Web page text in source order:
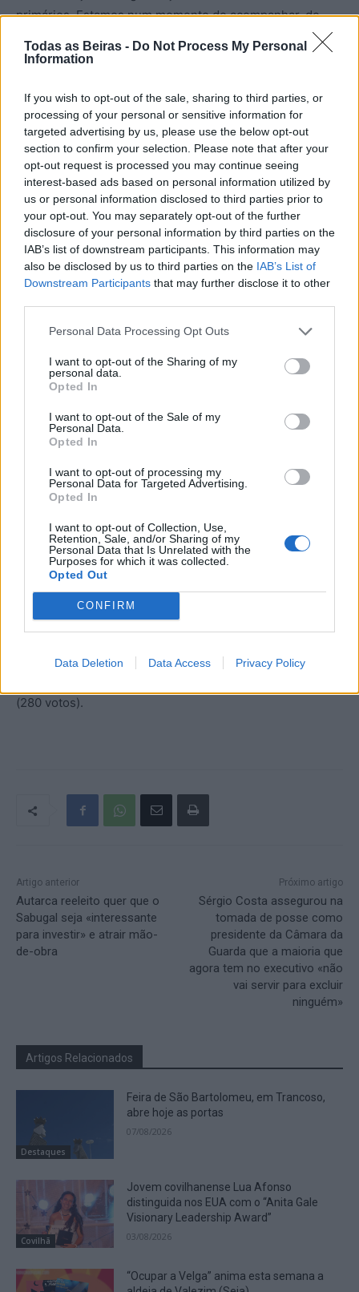
Todas as Beiras - Do Not Process My Personal
Information
If you wish to opt-out of the sale, sharing to third parties, or
processing of your personal or sensitive information for
targeted advertising by us, please use the below opt-out
section to confirm your selection. Please note that after your
opt-out request is processed you may continue seeing
interest-based ads based on personal information utilized by
us or personal information disclosed to third parties prior to
your opt-out. You may separately opt-out of the further
disclosure of your personal information by third parties on the
IAB’s list of downstream participants. This information may
also be disclosed by us to third parties on the IAB’s List of
Downstream Participants that may further disclose it to other
Personal Data Processing Opt Outs
I want to opt-out of the Sharing of my
personal data.
Opted In
I want to opt-out of the Sale of my
Personal Data.
Opted In
I want to opt-out of processing my
Personal Data for Targeted Advertising.
Opted In
I want to opt-out of Collection, Use,
Retention, Sale, and/or Sharing of my
Personal Data that Is Unrelated with the
Purposes for which it was collected.
Opted Out
CONFIRM
Data Deletion Data Access Privacy Policy
primários. Estamos num momento de acompanhar, de
manter vigilância e exigência para garantir que novas
necessidades concretas das nossas populações», disse o
socialista, adiantando que, «com a ULS da Guarda e com
o governo» o executivo municipal também continuará a
ser «parceiro exigente na valorização do hospital de
Seia».
Luciano Ribeiro garantiu ainda que continuará também a
ser dada «especial atenção à educação», dentro das
competências municipais, nomeadamente o Ensino
superior e a sua dinamização no concelho».
O novo executivo municipal, que continua a ser presidido
(Célia Barbosa, Cláudio Figueiredo e Teresa Pereira) e
por três representantes do PSD (Paulo Hortênsio,
Susana Ferreira e Rodrigo Amaro).
Na Assembleia Municipal, dos 25 membros eleitos
directamente, 14 são do PS, 9 do PSD e 2 do Chega. Os
restantes deputados são, por inerência de funções, os 24
do PS, dois do PSD e seis de movimentos
independentes).
Nas eleições autárquicas de 12 de Outubro, o PS obteve
49,44% (6.554 votos) e ficou com quatro mandatos
tem três mandatos. O Chega atingiu os 8,44% (1119
(280 votos).
Artigo anterior
Autarca reeleito quer que o
Sabugal seja «interessante
para investir» e atrair mão-
de-obra
Próximo artigo
Sérgio Costa assegurou na
tomada de posse como
presidente da Câmara da
Guarda que a maioria que
agora tem no executivo «não
vai servir para excluir
ninguém»
Artigos Relacionados
Destaques
Feira de São Bartolomeu, em Trancoso,
abre hoje as portas
07/08/2026
Covilhã
Jovem covilhanense Lua Afonso
distinguida nos EUA com o “Anita Gale
Visionary Leadership Award”
03/08/2026
“Ocupar a Velga” anima esta semana a